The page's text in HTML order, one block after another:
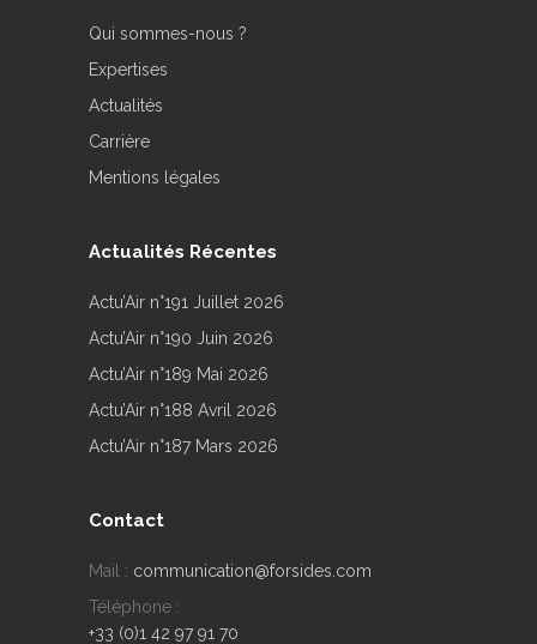
Qui sommes-nous ?
Expertises
Actualités
Carrière
Mentions légales
Actualités Récentes
Actu’Air n°191 Juillet 2026
Actu’Air n°190 Juin 2026
Actu’Air n°189 Mai 2026
Actu’Air n°188 Avril 2026
Actu’Air n°187 Mars 2026
Contact
Mail : communication@forsides.com
Téléphone :
+33 (0)1 42 97 91 70